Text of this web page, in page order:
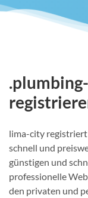
lima-city registriert
schnell und
günstigen und
professionelle
den privaten und